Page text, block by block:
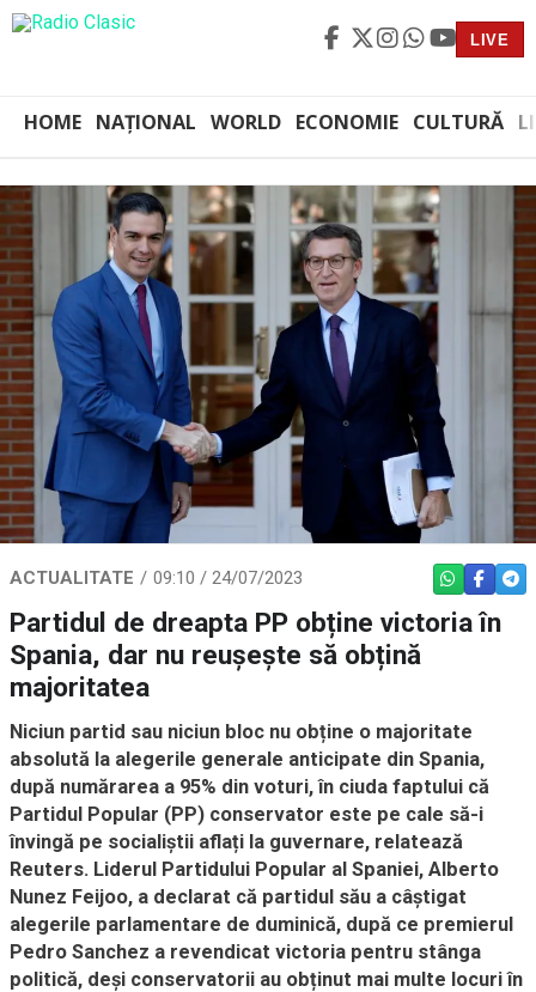
LIVE
HOME NAȚIONAL WORLD ECONOMIE CULTURĂ
ACTUALITATE 09:10 / 24/07/2023 WHATSAPP
Partidul de dreapta PP obține victoria în
Spania, dar nu reușește să obțină
majoritatea
Niciun partid sau niciun bloc nu obține o majoritate
absolută la alegerile generale anticipate din Spania,
după numărarea a 95% din voturi, în ciuda faptului că
Partidul Popular (PP) conservator este pe cale să-i
învingă pe socialiștii aflați la guvernare, relatează
Reuters. Liderul Partidului Popular al Spaniei, Alberto
Nunez Feijoo, a declarat că partidul său a câștigat
alegerile parlamentare de duminică, după ce premierul
Pedro Sanchez a revendicat victoria pentru stânga
politică, deși conservatorii au obținut mai multe locuri în